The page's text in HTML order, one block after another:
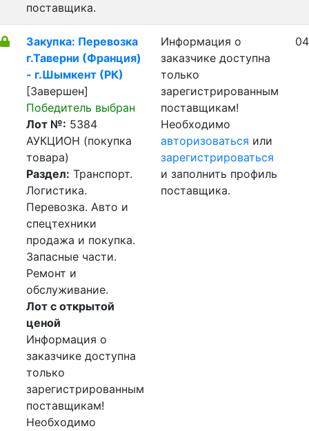
поставщика.
Закупка: Перевозка
г.Таверни (Франция)
- г.Шымкент (РК)
[Завершен]
Победитель выбран
Лот №: 5384
АУКЦИОН (покупка
товара)
Раздел: Транспорт.
Логистика.
Перевозка. Авто и
спецтехники
продажа и покупка.
Запасные части.
Ремонт и
обслуживание.
Лот с открытой
ценой
Информация о
заказчике доступна
только
зарегистрированным
поставщикам!
Необходимо
Информация о
заказчике доступна
только
зарегистрированным
поставщикам!
Необходимо
авторизоваться или
зарегистрироваться
и заполнить профиль
поставщика.